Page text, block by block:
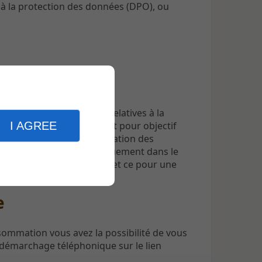
I AGREE
la protection des données (DPO), ou
(non personnelles) relatives à la
déposés par Linkeo ont pour objectif
ainsi que l’optimisation des
ne seront utilisés uniquement dans le
, et ce pour une
vous avez la possibilité de vous
téléphonique sur le lien